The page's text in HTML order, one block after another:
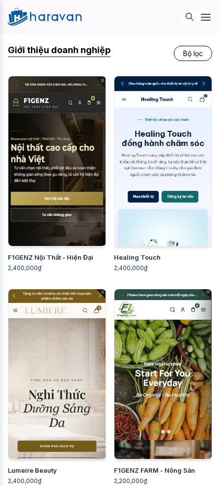
Giới thiệu doanh nghiệp Bộ lọc
F1GENZ Nội Thất - Hiện Đại
2,400,000₫
Healing Touch
2,400,000₫
Lumeire Beauty
2,400,000₫
F1GENZ FARM - Nông Sản
2,200,000₫